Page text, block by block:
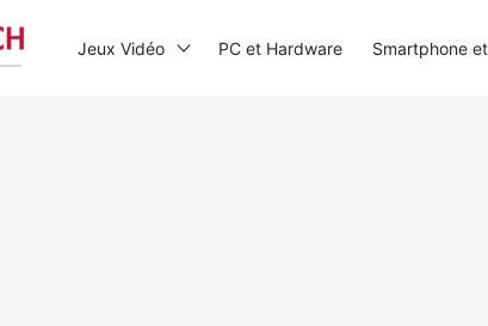
Jeux Vidéo PC et Hardware Smartphone